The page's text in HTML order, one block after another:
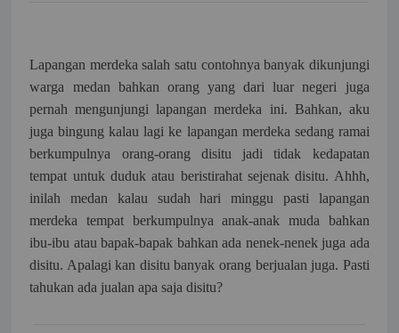
Lapangan merdeka salah satu contohnya banyak dikunjungi
warga medan bahkan orang yang dari luar negeri juga
pernah mengunjungi lapangan merdeka ini. Bahkan, aku
juga bingung kalau lagi ke lapangan merdeka sedang ramai
berkumpulnya orang-orang disitu jadi tidak kedapatan
tempat untuk duduk atau beristirahat sejenak disitu. Ahhh,
inilah medan kalau sudah hari minggu pasti lapangan
merdeka tempat berkumpulnya anak-anak muda bahkan
ibu-ibu atau bapak-bapak bahkan ada nenek-nenek juga ada
disitu. Apalagi kan disitu banyak orang berjualan juga. Pasti
tahukan ada jualan apa saja disitu?